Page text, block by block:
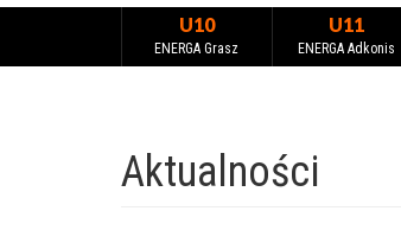
U10
ENERGA Grasz
U11
ENERGA Adkonis
Aktualności